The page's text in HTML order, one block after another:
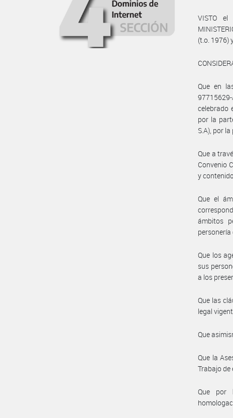
VISTO el
(t.o. 1976)
Que en
celebrado
por la
S.A), por
Que a
Convenio
y
Que el
ámbitos
personería
Que los
sus
a los
Que las
legal
Que
Que la
Trabajo
Que por